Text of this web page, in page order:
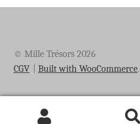
© Mille Trésors 2026
CGV
Built with WooCommerce.